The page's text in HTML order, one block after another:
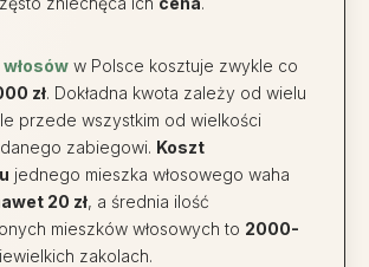
w Polsce kosztuje zwykle co
zł. Dokładna kwota zależy od wielu
przede wszystkim od wielkości
zabiegowi. Koszt
jednego mieszka włosowego waha
20 zł, a średnia ilość
mieszków włosowych to 2000-
zakolach.